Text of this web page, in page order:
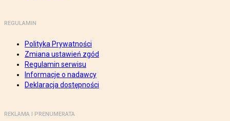
REGULAMIN
Polityka Prywatności
Zmiana ustawień zgód
Regulamin serwisu
Informacje o nadawcy
Deklaracja dostępności
REKLAMA I PRENUMERATA